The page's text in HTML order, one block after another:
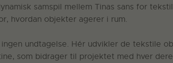
samspil mellem Tinas sans for
hvordan objekter agerer i rum.
undtagelse. Hér udvikler de tekstile
som bidrager til projektet med hver